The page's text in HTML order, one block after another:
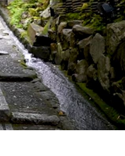
un budget limité